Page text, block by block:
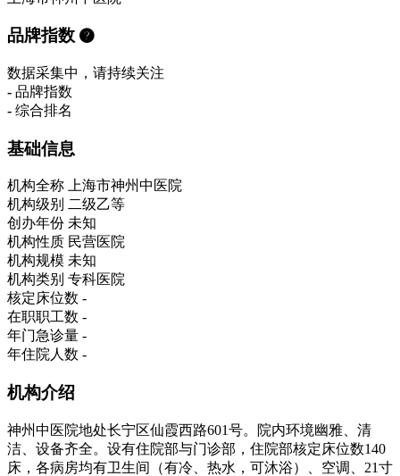
品牌指数
数据采集中，请持续关注
- 品牌指数
- 综合排名
基础信息
机构全称
上海市神州中医院
机构级别 二级乙等
创办年份 未知
机构性质 民营医院
机构规模 未知
机构类别 专科医院
核定床位数 -
在职职工数 -
年门急诊量 -
年住院人数 -
机构介绍
神州中医院地处长宁区仙霞西路601号。院内环境幽雅、清
洁、设备齐全。设有住院部与门诊部，住院部核定床位数140
床，各病房均有卫生间（有冷、热水，可沐浴）、空调、21寸